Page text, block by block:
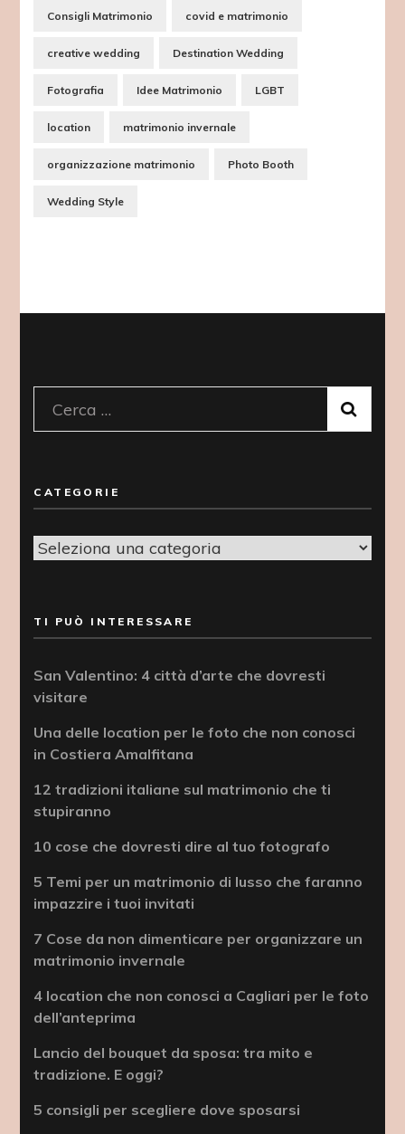
Consigli Matrimonio covid e matrimonio
creative wedding Destination Wedding
Fotografia Idee Matrimonio LGBT
location matrimonio invernale
organizzazione matrimonio Photo Booth
Wedding Style
Ricerca
per:
CATEGORIE
Categorie
TI PUÒ INTERESSARE
San Valentino: 4 città d’arte che dovresti
visitare
Una delle location per le foto che non conosci
in Costiera Amalfitana
12 tradizioni italiane sul matrimonio che ti
stupiranno
10 cose che dovresti dire al tuo fotografo
5 Temi per un matrimonio di lusso che faranno
impazzire i tuoi invitati
7 Cose da non dimenticare per organizzare un
matrimonio invernale
4 location che non conosci a Cagliari per le foto
dell’anteprima
Lancio del bouquet da sposa: tra mito e
tradizione. E oggi?
5 consigli per scegliere dove sposarsi